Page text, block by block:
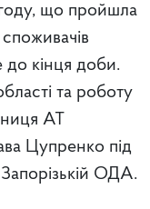
що пройшла
до кінця доби.
та роботу
АТ
Цупренко під
ОДА.